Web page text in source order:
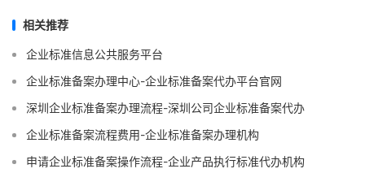
相关推荐
企业标准信息公共服务平台
企业标准备案办理中心-企业标准备案代办平台官网
深圳企业标准备案办理流程-深圳公司企业标准备案代办
企业标准备案流程费用-企业标准备案办理机构
申请企业标准备案操作流程-企业产品执行标准代办机构